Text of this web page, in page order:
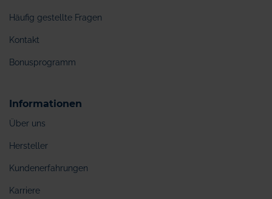
Häufig gestellte Fragen
Kontakt
Bonusprogramm
Informationen
Über uns
Hersteller
Kundenerfahrungen
Karriere